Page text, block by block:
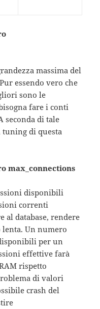
massima del
essendo vero che
sono le
fare i conti
seconda di tale
tuning di questa
disponibili
correnti
al database, rendere
lenta. Un numero
per un
effettive farà
rispetto
di valori
crash del